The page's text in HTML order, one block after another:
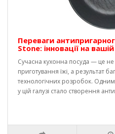
Переваги
Stone: інновації на вашій
Сучасна кухонна посуда — це не
приготування їжі, а результат
технологічних розробок.
у цій галузі стало створення